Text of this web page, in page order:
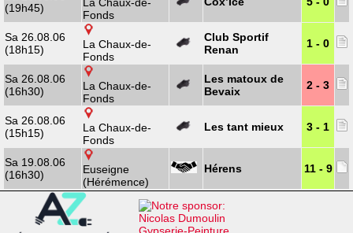
(19h45)
La Chaux-de-
Fonds
Sa 26.08.06
(18h15)
La Chaux-de-
Fonds
Club Sportif
Renan
1 - 0
Sa 26.08.06
(16h30)
La Chaux-de-
Fonds
Les matoux de
Bevaix
2 - 3
Sa 26.08.06
(15h15)
La Chaux-de-
Fonds
Les tant mieux 3 - 1
Sa 19.08.06
(16h30)
Euseigne
(Hérémence)
Hérens 11 - 9